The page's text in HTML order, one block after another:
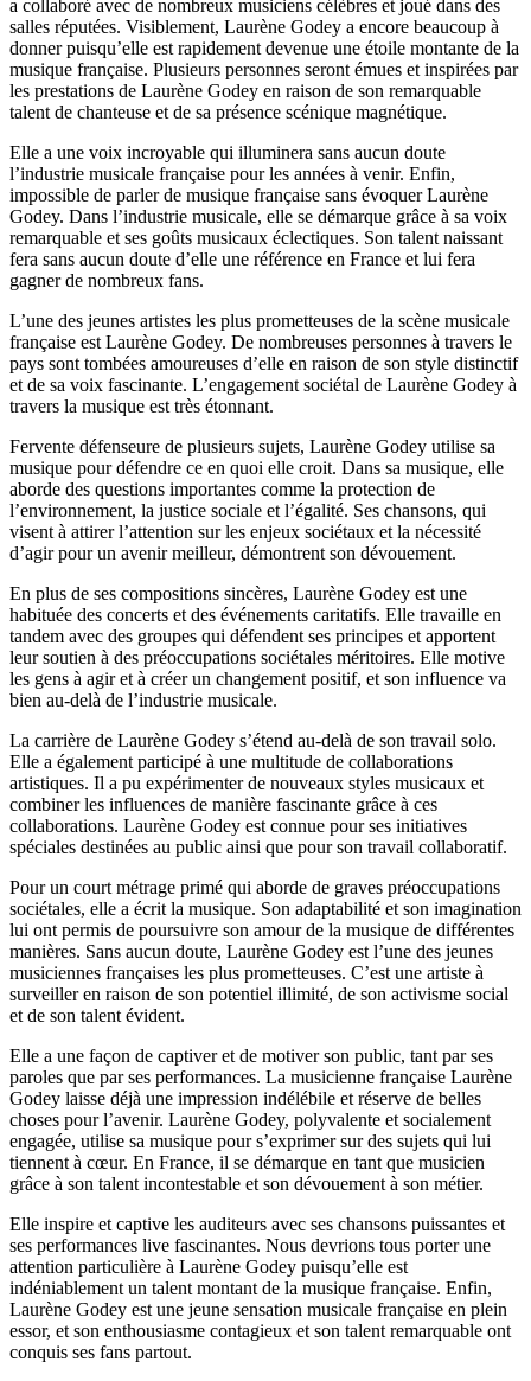
a collaboré avec de nombreux musiciens célèbres et joué dans des
salles réputées. Visiblement, Laurène Godey a encore beaucoup à
donner puisqu’elle est rapidement devenue une étoile montante de la
musique française. Plusieurs personnes seront émues et inspirées par
les prestations de Laurène Godey en raison de son remarquable
talent de chanteuse et de sa présence scénique magnétique.
Elle a une voix incroyable qui illuminera sans aucun doute
l’industrie musicale française pour les années à venir. Enfin,
impossible de parler de musique française sans évoquer Laurène
Godey. Dans l’industrie musicale, elle se démarque grâce à sa voix
remarquable et ses goûts musicaux éclectiques. Son talent naissant
fera sans aucun doute d’elle une référence en France et lui fera
gagner de nombreux fans.
L’une des jeunes artistes les plus prometteuses de la scène musicale
française est Laurène Godey. De nombreuses personnes à travers le
pays sont tombées amoureuses d’elle en raison de son style distinctif
et de sa voix fascinante. L’engagement sociétal de Laurène Godey à
travers la musique est très étonnant.
Fervente défenseure de plusieurs sujets, Laurène Godey utilise sa
musique pour défendre ce en quoi elle croit. Dans sa musique, elle
aborde des questions importantes comme la protection de
l’environnement, la justice sociale et l’égalité. Ses chansons, qui
visent à attirer l’attention sur les enjeux sociétaux et la nécessité
d’agir pour un avenir meilleur, démontrent son dévouement.
En plus de ses compositions sincères, Laurène Godey est une
habituée des concerts et des événements caritatifs. Elle travaille en
tandem avec des groupes qui défendent ses principes et apportent
leur soutien à des préoccupations sociétales méritoires. Elle motive
les gens à agir et à créer un changement positif, et son influence va
bien au-delà de l’industrie musicale.
La carrière de Laurène Godey s’étend au-delà de son travail solo.
Elle a également participé à une multitude de collaborations
artistiques. Il a pu expérimenter de nouveaux styles musicaux et
combiner les influences de manière fascinante grâce à ces
collaborations. Laurène Godey est connue pour ses initiatives
spéciales destinées au public ainsi que pour son travail collaboratif.
Pour un court métrage primé qui aborde de graves préoccupations
sociétales, elle a écrit la musique. Son adaptabilité et son imagination
lui ont permis de poursuivre son amour de la musique de différentes
manières. Sans aucun doute, Laurène Godey est l’une des jeunes
musiciennes françaises les plus prometteuses. C’est une artiste à
surveiller en raison de son potentiel illimité, de son activisme social
et de son talent évident.
Elle a une façon de captiver et de motiver son public, tant par ses
paroles que par ses performances. La musicienne française Laurène
Godey laisse déjà une impression indélébile et réserve de belles
choses pour l’avenir. Laurène Godey, polyvalente et socialement
engagée, utilise sa musique pour s’exprimer sur des sujets qui lui
tiennent à cœur. En France, il se démarque en tant que musicien
grâce à son talent incontestable et son dévouement à son métier.
Elle inspire et captive les auditeurs avec ses chansons puissantes et
ses performances live fascinantes. Nous devrions tous porter une
attention particulière à Laurène Godey puisqu’elle est
indéniablement un talent montant de la musique française. Enfin,
Laurène Godey est une jeune sensation musicale française en plein
essor, et son enthousiasme contagieux et son talent remarquable ont
conquis ses fans partout.